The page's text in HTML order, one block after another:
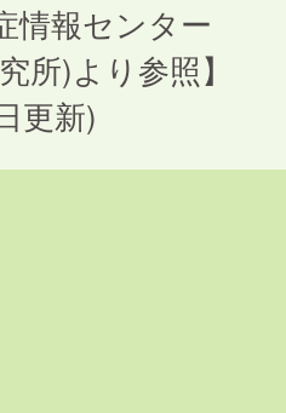
情報センター
所)より参照】
更新)